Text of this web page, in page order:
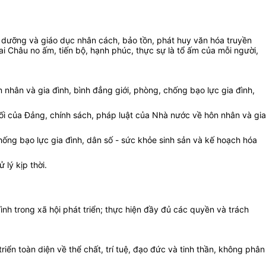
và giáo dục nhân cách, bảo tồn, phát huy văn hóa truyền
no ấm, tiến bộ, hạnh phúc, thực sự là tổ ấm của mỗi người,
và gia đình, bình đẳng giới, phòng, chống bạo lực gia đình,
Đảng, chính sách, pháp luật của Nhà nước về hôn nhân và gia
bạo lực gia đình, dân số - sức khỏe sinh sản và kế hoạch hóa
lý kịp thời.
trong xã hội phát triển; thực hiện đầy đủ các quyền và trách
toàn diện về thể chất, trí tuệ, đạo đức và tinh thần, không phân